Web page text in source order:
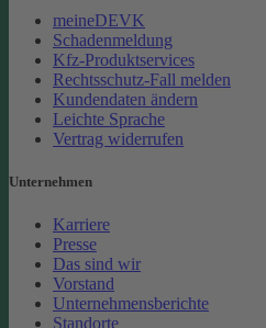
meineDEVK
Schadenmeldung
Kfz-Produktservices
Rechtsschutz-Fall melden
Kundendaten ändern
Leichte Sprache
Vertrag widerrufen
Unternehmen
Karriere
Presse
Das sind wir
Vorstand
Unternehmensberichte
Standorte